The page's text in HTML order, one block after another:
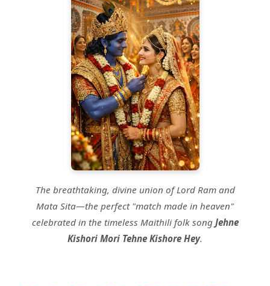
The breathtaking, divine union of Lord Ram and
Mata Sita—the perfect "match made in heaven"
celebrated in the timeless Maithili folk song Jehne
Kishori Mori Tehne Kishore Hey.